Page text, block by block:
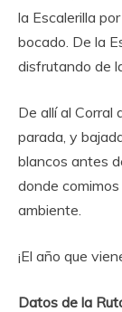
la Escalerilla
bocado. De la
disfrutando de
De allí al Corral
parada, y
blancos antes
donde
ambiente.
¡El año que
Datos de la